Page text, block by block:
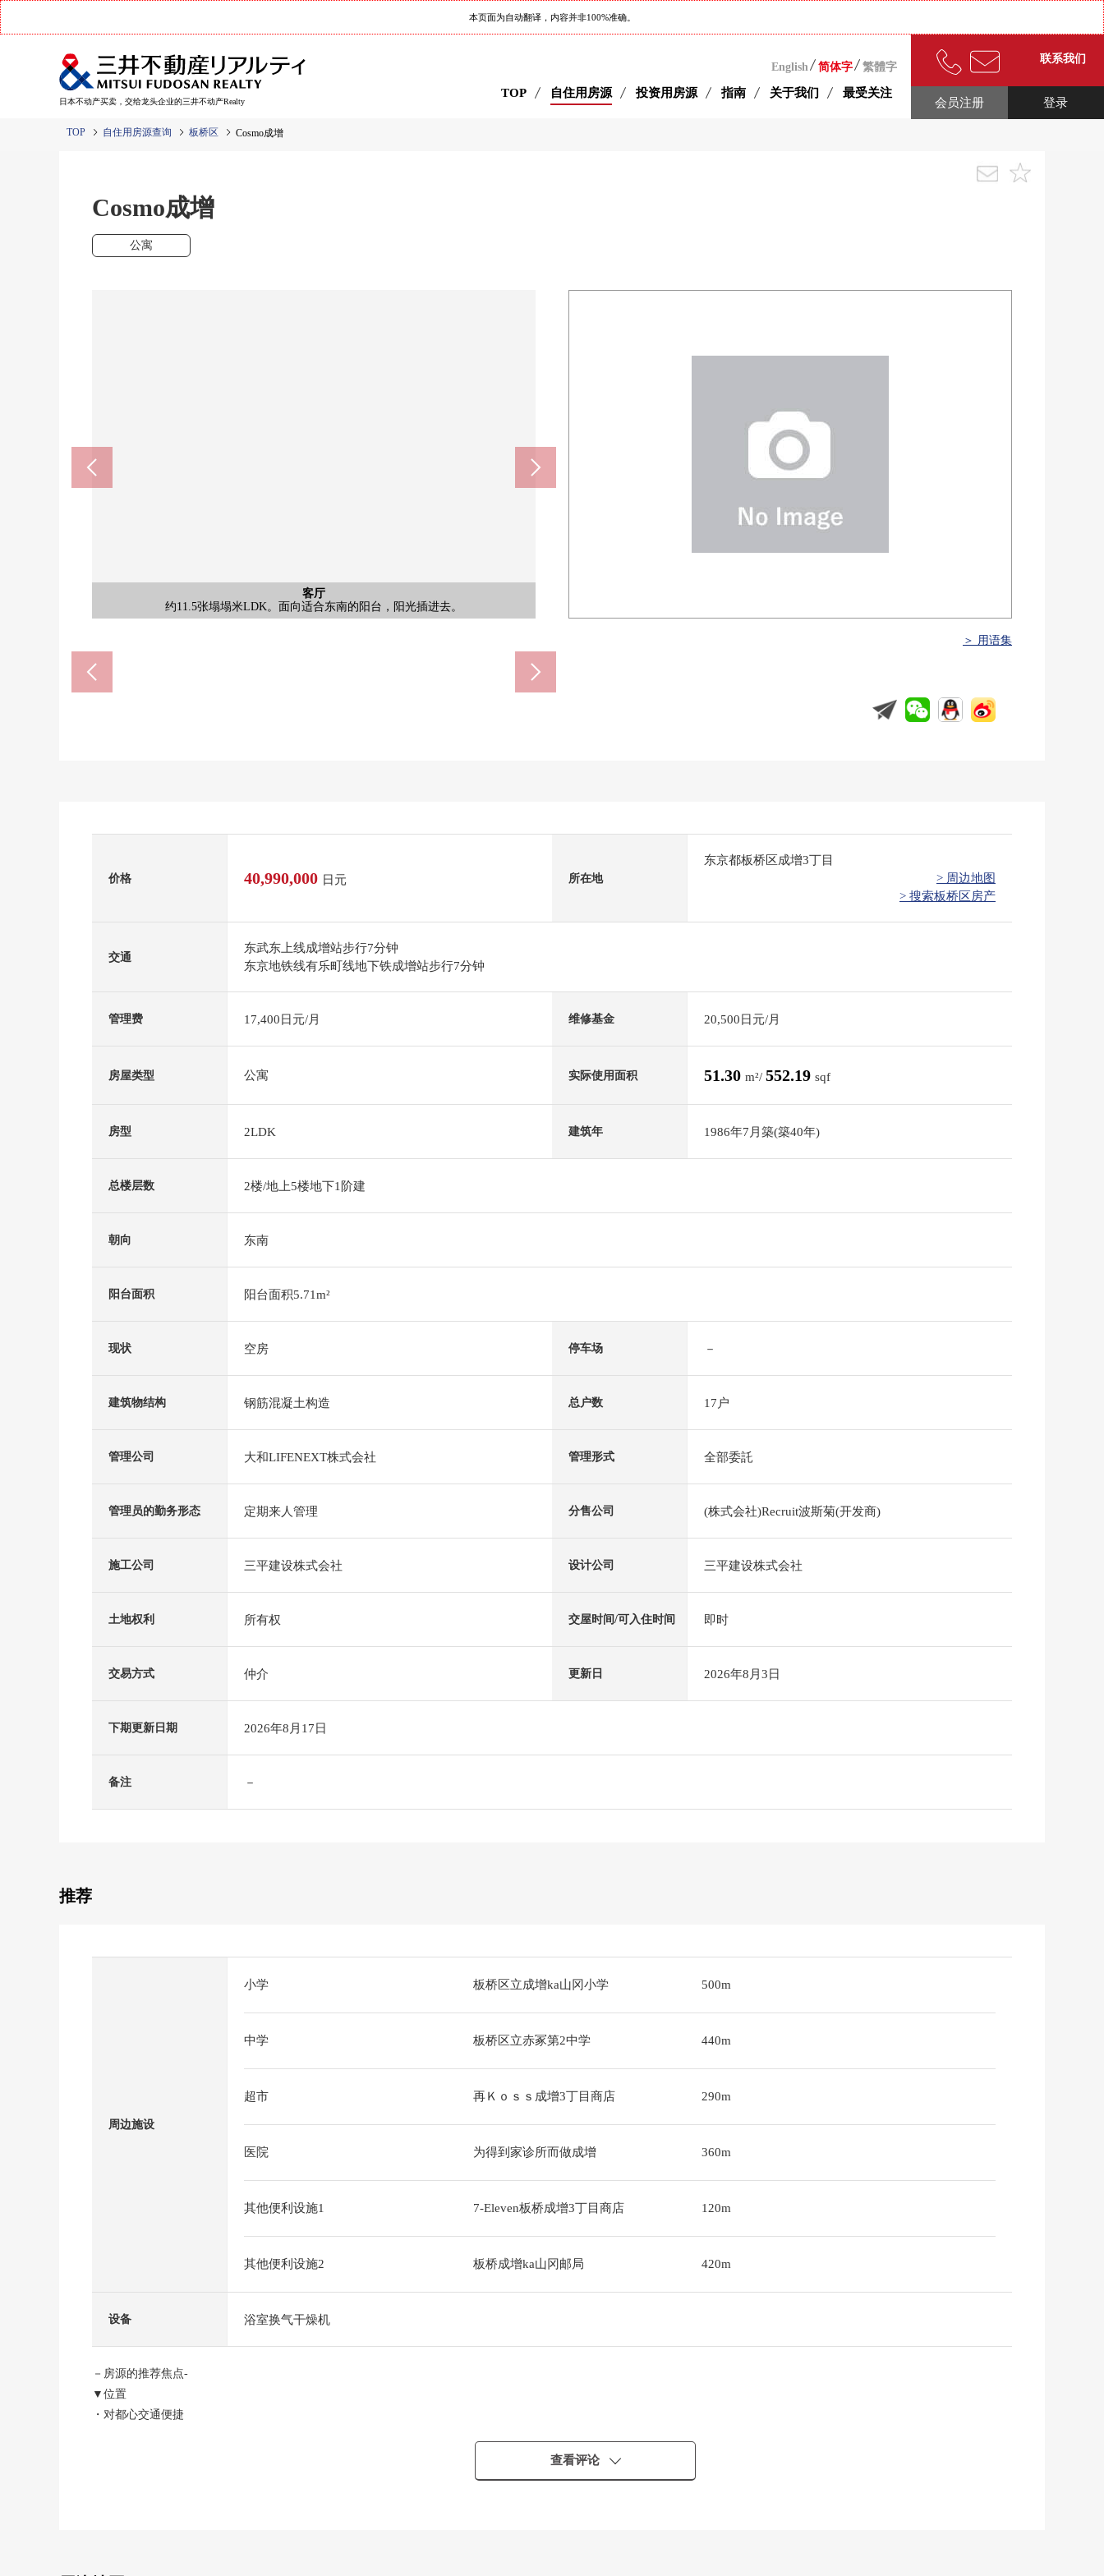
本页面为自动翻译，内容并非100%准确。
日本不动产买卖，交给龙头企业的三井不动产Realty
English 简体字 繁體字
TOP 自住用房源 投资用房源 指南 关于我们 最受关注
联系我们
登录
会员注册
TOP 自住用房源查询 板桥区 Cosmo成增
Cosmo成增
公寓
客厅
约11.5张塌塌米LDK。面向适合东南的阳台，阳光插进去。
外观
并且从属于地上5层的地下1楼总户数17户的地方自治团体。生活的便利性最近车站从步
行10分钟以内良好。
客厅
LDK(约11.5张塌塌米)
客厅
LDK(约11.5张塌塌米)
客厅
LDK(约11.5张塌塌米)
厨房
有餐具冲洗烘干机的厨房
厨房
同时地用烹调提高家务的效率的3份炉子
厨房
对家务负担的减轻有用的餐具冲洗烘干机
公共汽车
在雨天时的洗衣以及湿气对策有有效性的浴室烘干机
洗脸
存储空间被在盘子下边设立，可以毛巾或者洗涤剂等的收藏。
厕所
1具以有干净的感的白为基调的温水便座型厕所
门口
收纳
门口鞋柜
收纳
门口收纳
室内
西式房间(约3.6张塌塌米)
室内
西式房间(约3.6张塌塌米)
室内
西式房间(约4.5张塌塌米)
室内
西式房间(约4.5张塌塌米)
收纳
西式房间(约4.5张塌塌米)
再Ｋｏｓｓ成增3丁目商店(约290m)
步行4分钟
7-Eleven板桥成增3丁目商店(约120m)
步行2分钟
板桥成增ka山冈邮局(约420m)
步行6分钟
板桥区立成增ka山冈小学(约500m)
步行7分钟
板桥区立赤冢第2中学(约440m)
步行6分钟
＞ 用语集
价格 40,990,000 日元 所在地
东京都板桥区成增3丁目
> 周边地图
> 搜索板桥区房产
交通
东武东上线成增站步行7分钟
东京地铁线有乐町线地下铁成增站步行7分钟
管理费 17,400日元/月 维修基金 20,500日元/月
房屋类型 公寓 实际使用面积 51.30 m²/ 552.19 sqf
房型 2LDK 建筑年 1986年7月築(築40年)
总楼层数 2楼/地上5楼地下1阶建
朝向 东南
阳台面积 阳台面积5.71m²
现状 空房 停车场 －
建筑物结构 钢筋混凝土构造 总户数 17户
管理公司 大和LIFENEXT株式会社 管理形式 全部委託
管理员的勤务形态 定期来人管理 分售公司 (株式会社)Recruit波斯菊(开发商)
施工公司 三平建设株式会社 设计公司 三平建设株式会社
土地权利 所有权 交屋时间/可入住时间 即时
交易方式 仲介 更新日 2026年8月3日
下期更新日期 2026年8月17日
备注 －
推荐
周边施设
小学 板桥区立成增ka山冈小学 500m
中学 板桥区立赤冢第2中学 440m
超市 再Ｋｏｓｓ成增3丁目商店 290m
医院 为得到家诊所而做成增 360m
其他便利设施1 7-Eleven板桥成增3丁目商店 120m
其他便利设施2 板桥成增ka山冈邮局 420m
设备 浴室换气干燥机
－房源的推荐焦点-
▼位置
・对都心交通便捷
查看评论